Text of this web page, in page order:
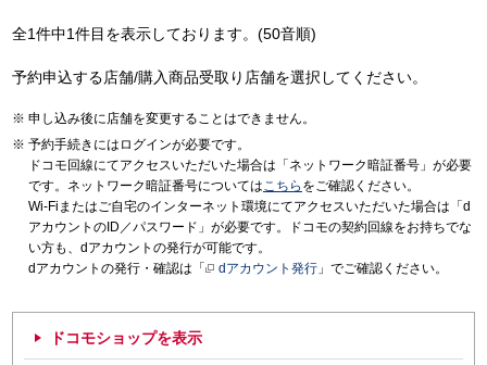
全1件中1件目を表示しております。(50音順)
予約申込する店舗/購入商品受取り店舗を選択してください。
申し込み後に店舗を変更することはできません。
予約手続きにはログインが必要です。
ドコモ回線にてアクセスいただいた場合は「ネットワーク暗証番号」が必要
です。ネットワーク暗証番号についてはこちら をご確認ください。
Wi-Fiまたはご自宅のインターネット環境にてアクセスいただいた場合は「d
アカウントのID／パスワード」が必要です。ドコモの契約回線をお持ちでな
い方も、dアカウントの発行が可能です。
dアカウントの発行・確認は「
dアカウント発行 」でご確認ください。
ドコモショップを表示